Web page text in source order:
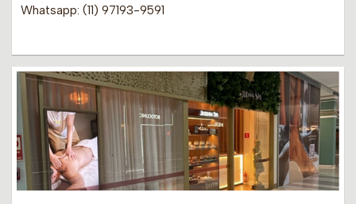
Whatsapp: (11) 97193-9591